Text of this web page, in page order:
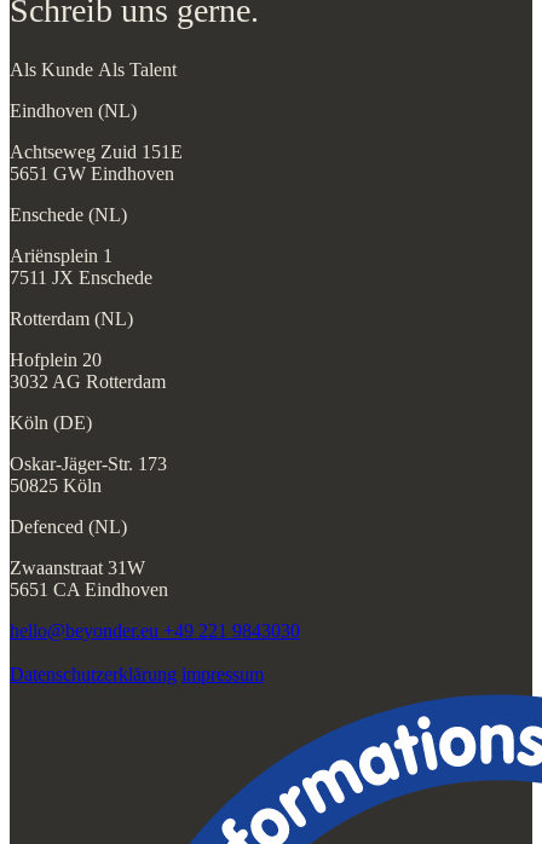
Schreib uns gerne.
Als Kunde Als Talent
Eindhoven (NL)
Achtseweg Zuid 151E
5651 GW Eindhoven
Enschede (NL)
Ariënsplein 1
7511 JX Enschede
Rotterdam (NL)
Hofplein 20
3032 AG Rotterdam
Köln (DE)
Oskar-Jäger-Str. 173
50825 Köln
Defenced (NL)
Zwaanstraat 31W
5651 CA Eindhoven
hello@beyonder.eu +49 221 9843030
Datenschutzerklärung impressum